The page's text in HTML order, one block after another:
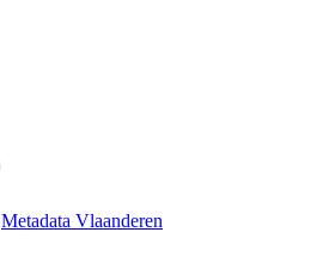
Metadata Vlaanderen